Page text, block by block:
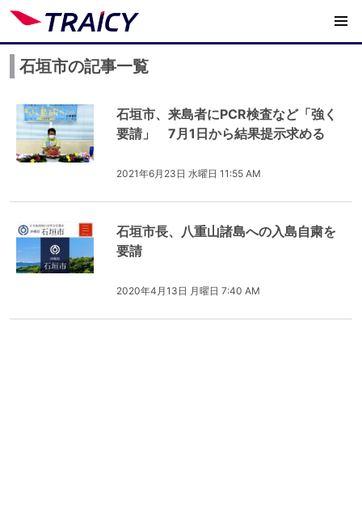
石垣市の記事一覧
石垣市、来島者にPCR検査など「強く
要請」 7月1日から結果提示求める
2021年6月23日 水曜日 11:55 AM
石垣市長、八重山諸島への入島自粛を
要請
2020年4月13日 月曜日 7:40 AM